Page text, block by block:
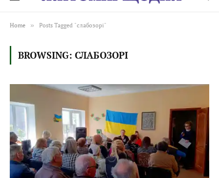
Home » Posts Tagged "слабозорі"
BROWSING: СЛАБОЗОРІ